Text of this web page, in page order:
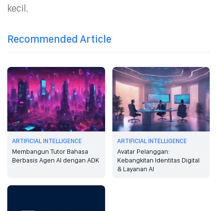
kecil.
Recommended Article
ARTIFICIAL INTELLIGENCE
Membangun Tutor Bahasa
Berbasis Agen AI dengan ADK
ARTIFICIAL INTELLIGENCE
Avatar Pelanggan:
Kebangkitan Identitas Digital
& Layanan AI